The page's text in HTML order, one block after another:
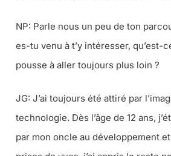
NP: Parle nous un peu de ton
es-tu venu à t’y intéresser, qu’est-
pousse à aller toujours plus loin ?
JG: J’ai toujours été attiré par
technologie. Dès l’âge de 12 ans,
par mon oncle au développement